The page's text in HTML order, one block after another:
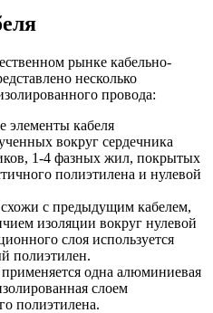
рынке кабельно-
несколько
провода:
кабеля
вокруг сердечника
1-4 фазных жил, покрытых
полиэтилена и нулевой
с предыдущим кабелем,
изоляции вокруг нулевой
слоя используется
полиэтилен.
одна алюминиевая
слоем
полиэтилена.